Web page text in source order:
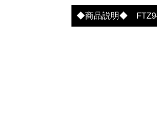
◆商品説明◆ FTZ9-